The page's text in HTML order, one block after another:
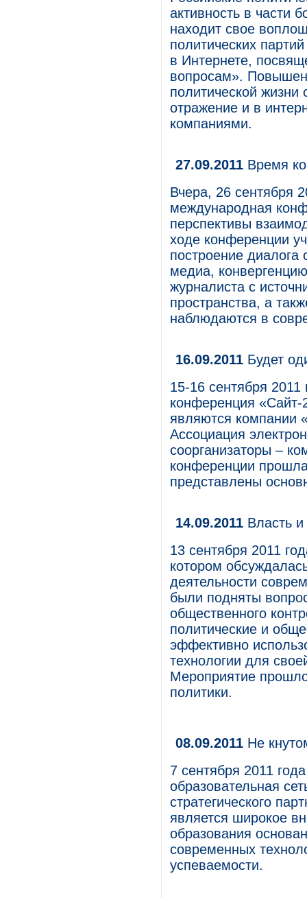
активность в части
находит свое
политических
в Интернете,
вопросам».
политической
отражение и в
компаниями.
27.09.2011 Время
Вчера, 26 сентября
международная
перспективы
ходе конференции
построение
медиа,
журналиста с
пространства, а
наблюдаются в
16.09.2011 Будет
15-16 сентября
конференция «Сайт-
являются компании
Ассоциация
соорганизаторы –
конференции
представлены
14.09.2011 Власть
13 сентября 2011
котором
деятельности
были подняты
общественного
политические и
эффективно
технологии для
Мероприятие
политики.
08.09.2011 Не
7 сентября 2011
образовательная
стратегического
является широкое
образования
современных
успеваемости.